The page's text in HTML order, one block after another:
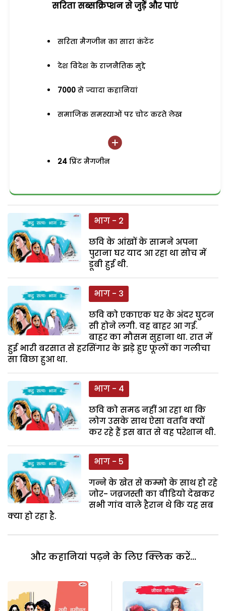
सरिता सब्सक्रिप्शन से जुड़ेें और पाएं
सरिता मैगजीन का सारा कंटेंट
देश विदेश के राजनैतिक मुद्दे
7000 से ज्यादा कहानियां
समाजिक समस्याओं पर चोट करते लेख
24 प्रिंट मैगजीन
भाग - 2
छवि के आंखों के सामने अपना
पुराना घर याद आ रहा था सोच में
डूबी हुई थी.
भाग - 3
छवि को एकाएक घर के अंदर घुटन
सी होने लगी. वह बाहर आ गई.
बाहर का मौसम सुहाना था. रात में
हुई भारी बरसात से हरसिंगार के झड़े हुए फूलों का गलीचा
सा बिछा हुआ था.
भाग - 4
छवि को समढ नहीं आ रहा था कि
लोग उसके साथ ऐसा वर्ताव क्यों
कर रहे हैं इस बात से वह परेशान थी.
भाग - 5
गन्ने के खेत से कम्मो के साथ हो रहे
जोर- जब्रजस्ती का वीडियो देखकर
सभी गांव वाले हैरान थे कि यह सब
क्या हो रहा है.
और कहानियां पढ़ने के लिए क्लिक करें...